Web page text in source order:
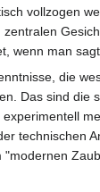
vollzogen
wenn man
die
Das sind
technischen